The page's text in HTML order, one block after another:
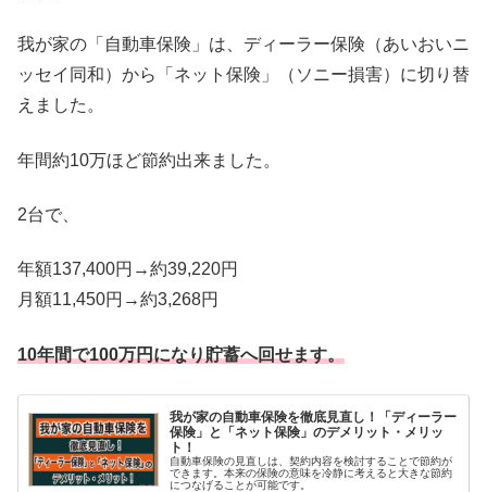
我が家の「自動車保険」は、ディーラー保険（あいおいニ
ッセイ同和）から「ネット保険」（ソニー損害）に切り替
えました。
年間約10万ほど節約出来ました。
2台で、
年額137,400円→約39,220円
月額11,450円→約3,268円
10年間で100万円になり貯蓄へ回せます。
我が家の自動車保険を徹底見直し！「ディーラー
保険」と「ネット保険」のデメリット・メリッ
ト！
自動車保険の見直しは、契約内容を検討することで節約が
できます。本来の保険の意味を冷静に考えると大きな節約
につなげることが可能です。